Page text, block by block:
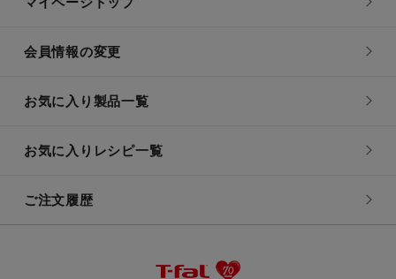
会員情報の変更
お気に入り製品一覧
お気に入りレシピ一覧
ご注文履歴